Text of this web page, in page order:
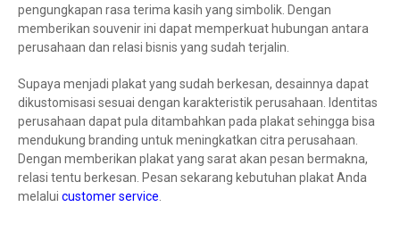
pengungkapan rasa terima kasih yang simbolik. Dengan
memberikan souvenir ini dapat memperkuat hubungan antara
perusahaan dan relasi bisnis yang sudah terjalin.
Supaya menjadi plakat yang sudah berkesan, desainnya dapat
dikustomisasi sesuai dengan karakteristik perusahaan. Identitas
perusahaan dapat pula ditambahkan pada plakat sehingga bisa
mendukung branding untuk meningkatkan citra perusahaan.
Dengan memberikan plakat yang sarat akan pesan bermakna,
relasi tentu berkesan. Pesan sekarang kebutuhan plakat Anda
melalui customer service